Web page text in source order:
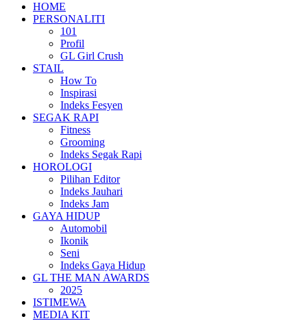
HOME
PERSONALITI
101
Profil
GL Girl Crush
STAIL
How To
Inspirasi
Indeks Fesyen
SEGAK RAPI
Fitness
Grooming
Indeks Segak Rapi
HOROLOGI
Pilihan Editor
Indeks Jauhari
Indeks Jam
GAYA HIDUP
Automobil
Ikonik
Seni
Indeks Gaya Hidup
GL THE MAN AWARDS
2025
ISTIMEWA
MEDIA KIT